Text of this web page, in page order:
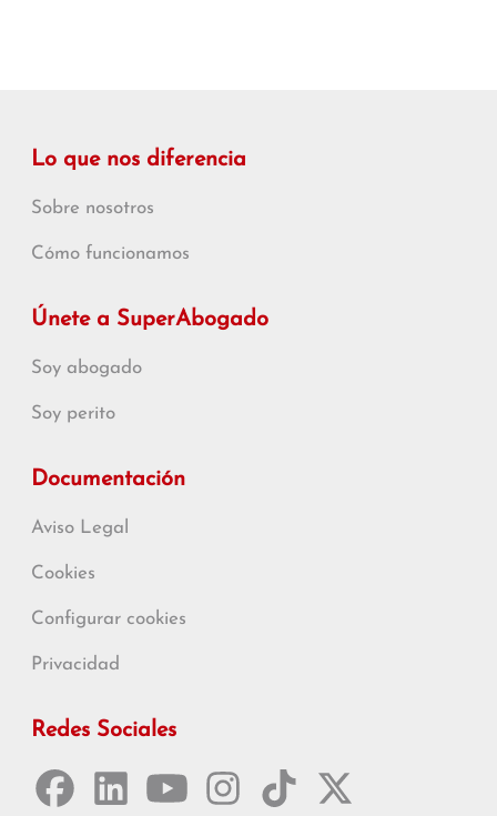
Lo que nos diferencia
Sobre nosotros
Cómo funcionamos
Únete a SuperAbogado
Soy abogado
Soy perito
Documentación
Aviso Legal
Cookies
Configurar cookies
Privacidad
Redes Sociales